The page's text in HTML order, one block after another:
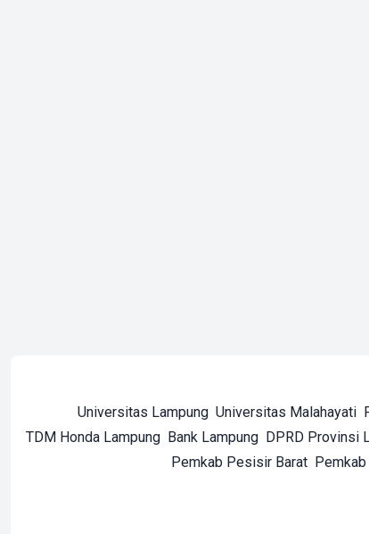
Universitas Lampung Universitas Malahayati
TDM Honda Lampung Bank Lampung DPRD Provinsi
Pemkab Pesisir Barat